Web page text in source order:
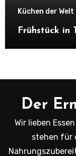
Küchen der Welt
Frühstück in
Der
Wir lieben
stehen für